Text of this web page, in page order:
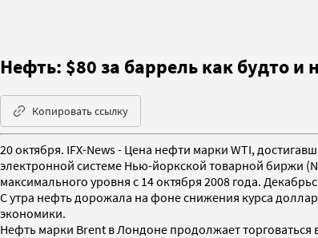
Нефть: $80 за баррель как будто и
Копировать ссылку
20 октября. IFX-News - Цена нефти марки WTI,
электронной системе Нью-йоркской товарной биржи
максимального уровня с 14 октября 2008 года.
С утра нефть дорожала на фоне снижения курса
экономики.
Нефть марки Brent в Лондоне продолжает